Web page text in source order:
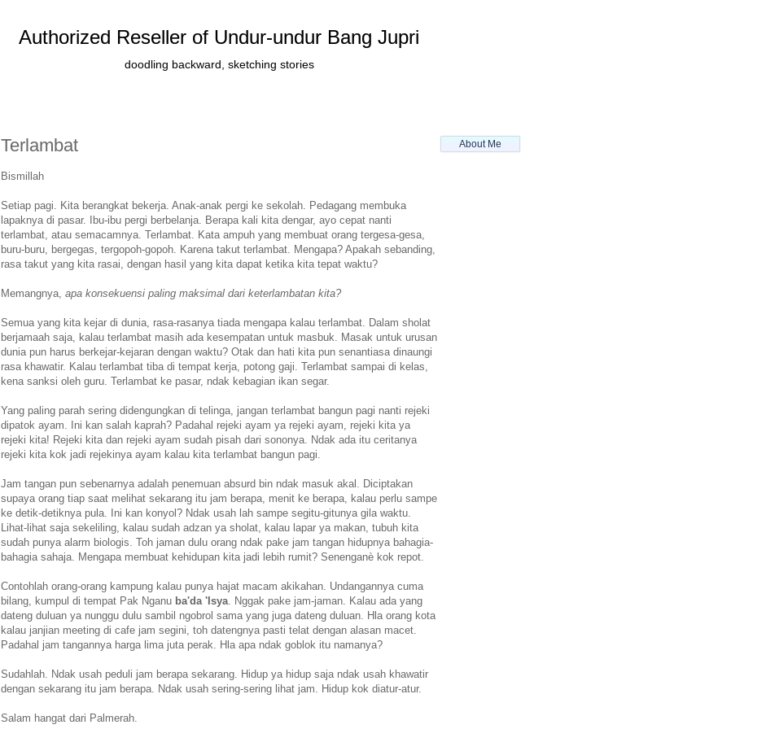
Authorized Reseller of Undur-undur Bang Jupri
doodling backward, sketching stories
Terlambat
Bismillah
Setiap pagi. Kita berangkat bekerja. Anak-anak pergi ke sekolah. Pedagang membuka
lapaknya di pasar. Ibu-ibu pergi berbelanja. Berapa kali kita dengar, ayo cepat nanti
terlambat, atau semacamnya. Terlambat. Kata ampuh yang membuat orang tergesa-gesa,
buru-buru, bergegas, tergopoh-gopoh. Karena takut terlambat. Mengapa? Apakah sebanding,
rasa takut yang kita rasai, dengan hasil yang kita dapat ketika kita tepat waktu?
Memangnya, apa konsekuensi paling maksimal dari keterlambatan kita?
Semua yang kita kejar di dunia, rasa-rasanya tiada mengapa kalau terlambat. Dalam sholat
berjamaah saja, kalau terlambat masih ada kesempatan untuk masbuk. Masak untuk urusan
dunia pun harus berkejar-kejaran dengan waktu? Otak dan hati kita pun senantiasa dinaungi
rasa khawatir. Kalau terlambat tiba di tempat kerja, potong gaji. Terlambat sampai di kelas,
kena sanksi oleh guru. Terlambat ke pasar, ndak kebagian ikan segar.
Yang paling parah sering didengungkan di telinga, jangan terlambat bangun pagi nanti rejeki
dipatok ayam. Ini kan salah kaprah? Padahal rejeki ayam ya rejeki ayam, rejeki kita ya
rejeki kita! Rejeki kita dan rejeki ayam sudah pisah dari sononya. Ndak ada itu ceritanya
rejeki kita kok jadi rejekinya ayam kalau kita terlambat bangun pagi.
Jam tangan pun sebenarnya adalah penemuan absurd bin ndak masuk akal. Diciptakan
supaya orang tiap saat melihat sekarang itu jam berapa, menit ke berapa, kalau perlu sampe
ke detik-detiknya pula. Ini kan konyol? Ndak usah lah sampe segitu-gitunya gila waktu.
Lihat-lihat saja sekeliling, kalau sudah adzan ya sholat, kalau lapar ya makan, tubuh kita
sudah punya alarm biologis. Toh jaman dulu orang ndak pake jam tangan hidupnya bahagia-
bahagia sahaja. Mengapa membuat kehidupan kita jadi lebih rumit? Senenganè kok repot.
Contohlah orang-orang kampung kalau punya hajat macam akikahan. Undangannya cuma
bilang, kumpul di tempat Pak Nganu ba'da 'Isya . Nggak pake jam-jaman. Kalau ada yang
dateng duluan ya nunggu dulu sambil ngobrol sama yang juga dateng duluan. Hla orang kota
kalau janjian meeting di cafe jam segini, toh datengnya pasti telat dengan alasan macet.
Padahal jam tangannya harga lima juta perak. Hla apa ndak goblok itu namanya?
Sudahlah. Ndak usah peduli jam berapa sekarang. Hidup ya hidup saja ndak usah khawatir
dengan sekarang itu jam berapa. Ndak usah sering-sering lihat jam. Hidup kok diatur-atur.
Salam hangat dari Palmerah.
About Me